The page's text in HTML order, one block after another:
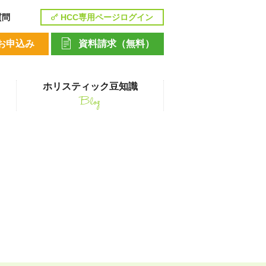
ホリスティック豆知識
Blog
申込み 資料請求（無料）
HCC専用ページログイン